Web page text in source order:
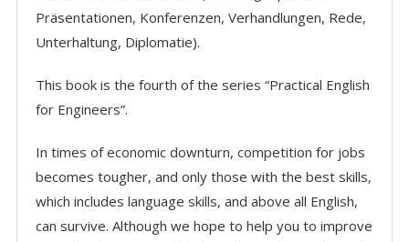
Präsentationen, Konferenzen, Verhandlungen, Rede,
Unterhaltung, Diplomatie).
This book is the fourth of the series “Practical English
for Engineers”.
In times of economic downturn, competition for jobs
becomes tougher, and only those with the best skills,
which includes language skills, and above all English,
can survive. Although we hope to help you to improve